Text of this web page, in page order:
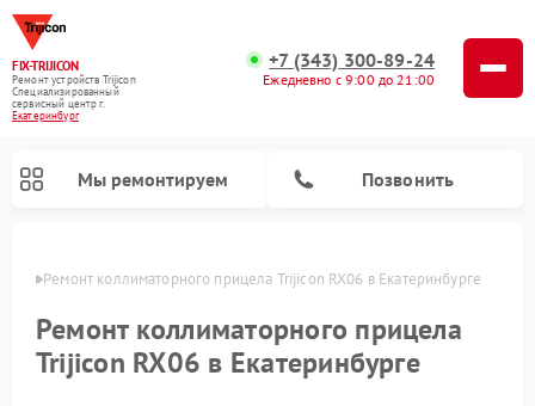
FIX-TRIJICON
Ремонт устройств Trijicon
Специализированный
cервисный центр г.
Екатеринбург
+7 (343) 300-89-24
Ежедневно с 9:00 до 21:00
Мы ремонтируем Позвонить
Ремонт коллиматорного прицела Trijicon RX06 в Екатеринбурге
Ремонт коллиматорного прицела
Trijicon RX06 в Екатеринбурге